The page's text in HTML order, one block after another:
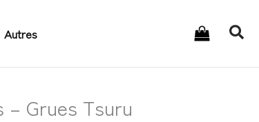
Autres
Grues Tsuru